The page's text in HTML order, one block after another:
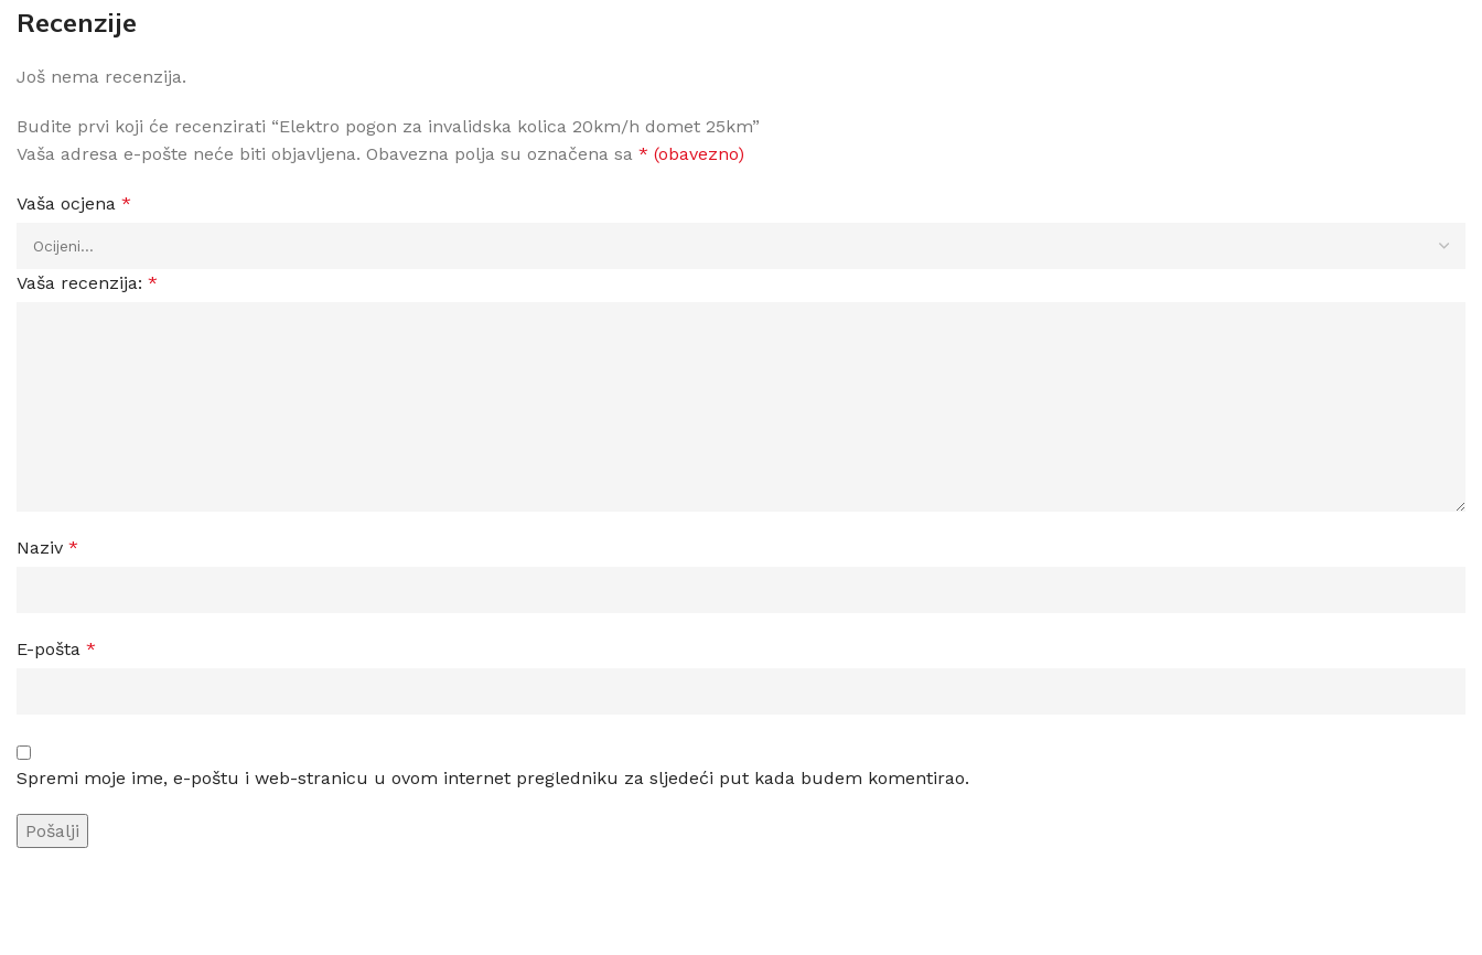
Recenzije
Još nema recenzija.
Budite prvi koji će recenzirati “Elektro pogon za invalidska kolica 20km/h domet 25km”
Vaša adresa e-pošte neće biti objavljena. Obavezna polja su označena sa * (obavezno)
Vaša ocjena *
Vaša recenzija: *
Naziv *
E-pošta *
Spremi moje ime, e-poštu i web-stranicu u ovom internet pregledniku za sljedeći put kada budem komentirao.